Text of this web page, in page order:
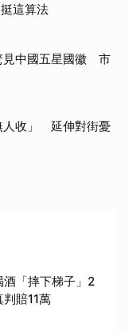
這算法
中國五星國徽 市
人收」 延伸對街憂
「摔下梯子」2
賠11萬